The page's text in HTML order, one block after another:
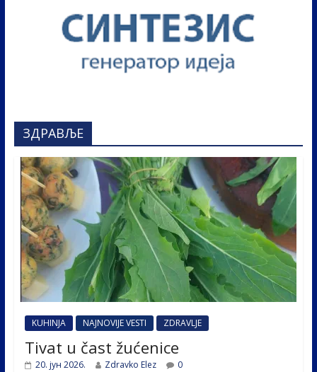
ЗДРАВЉЕ
KUHINJA NAJNOVIJE VESTI ZDRAVLJE
Tivat u čast žućenice
20. јун 2026. Zdravko Elez 0